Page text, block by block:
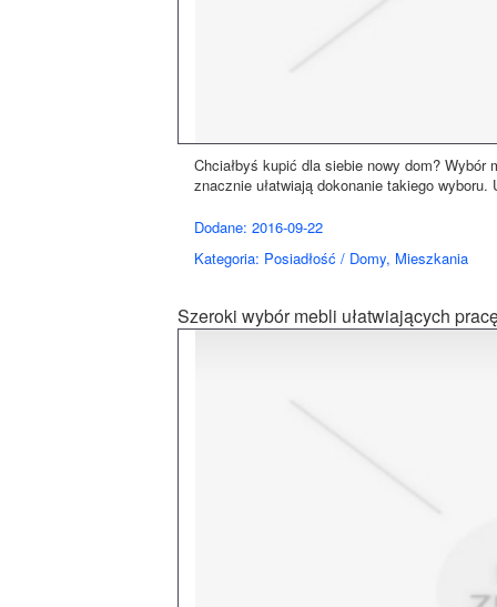
Chciałbyś kupić dla siebie nowy dom?
znacznie ułatwiają dokonanie takiego wyboru.
Dodane: 2016-09-22
Kategoria: Posiadłość / Domy, Mieszkania
Szeroki wybór mebli ułatwiających